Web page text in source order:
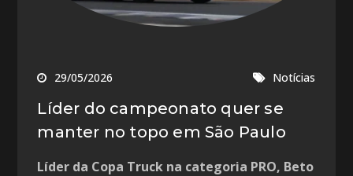
29/05/2026 Notícias
Líder do campeonato quer se
manter no topo em São Paulo
Líder da Copa Truck na categoria PRO, Beto